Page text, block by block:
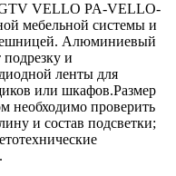
VELLO PA-VELLO-
мебельной системы и
Алюминиевый
и
ленты для
или шкафов.Размер
необходимо проверить
и состав подсветки;